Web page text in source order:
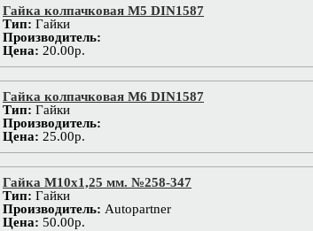
Гайка колпачковая М5 DIN1587
Тип: Гайки
Производитель:
Цена: 20.00р.
Гайка колпачковая М6 DIN1587
Тип: Гайки
Производитель:
Цена: 25.00р.
Гайка М10х1,25 мм. №258-347
Тип: Гайки
Производитель: Autopartner
Цена: 50.00р.